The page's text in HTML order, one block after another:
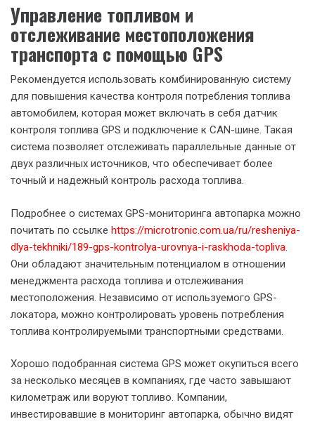
Управление топливом и
отслеживание местоположения
транспорта с помощью GPS
Рекомендуется использовать комбинированную систему
для повышения качества контроля потребления топлива
автомобилем, которая может включать в себя датчик
контроля топлива GPS и подключение к CAN-шине. Такая
система позволяет отслеживать параллельные данные от
двух различных источников, что обеспечивает более
точный и надежный контроль расхода топлива.
Подробнее о системах GPS-мониторинга автопарка можно
почитать по ссылке https://microtronic.com.ua/ru/resheniya-
dlya-tekhniki/189-gps-kontrolya-urovnya-i-raskhoda-topliva
Они обладают значительным потенциалом в отношении
менеджмента расхода топлива и отслеживания
местоположения. Независимо от используемого GPS-
локатора, можно контролировать уровень потребления
топлива контролируемыми транспортными средствами.
Хорошо подобранная система GPS может окупиться всего
за несколько месяцев в компаниях, где часто завышают
километраж или воруют топливо. Компании,
инвестировавшие в мониторинг автопарка, обычно видят